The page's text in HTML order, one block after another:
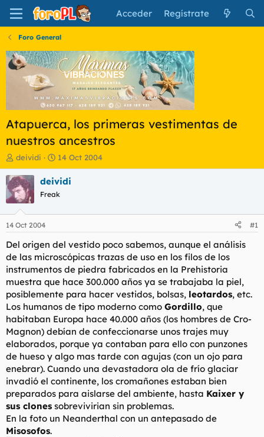
Acceder Regístrate
Foro General
Atapuerca, los primeras vestimentas de
nuestros ancestros
I
n
i
c
i
a
d
o
r
e
l
t
e
m
a
deividi
F
e
c
a
i
n
c
i
o
14 Oct 2004
deividi
Freak
14 Oct 2004 #1
Del origen del vestido poco sabemos, aunque el análisis
de las microscópicas trazas de uso en los filos de los
instrumentos de piedra fabricados en la Prehistoria
muestra que hace 300.000 años ya se trabajaba la piel,
posiblemente para hacer vestidos, bolsas, leotardos, etc.
Los humanos de tipo moderno como Gordillo, que
habitaban Europa hace 40.000 años (los hombres de Cro-
Magnon) debían de confeccionarse unos trajes muy
elaborados, porque ya contaban para ello con punzones
de hueso y algo mas tarde con agujas (con un ojo para
enebrar). Cuando una devastadora ola de frío glaciar
invadió el continente, los cromañones estaban bien
preparados para aislarse del ambiente, hasta Kaixer y
sus clones sobrevivirian sin problemas.
En la foto un Neanderthal con un antepasado de
Misosofos.